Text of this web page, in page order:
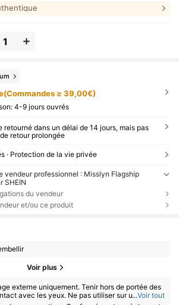
fête, voyage & Y2K
≥ 39,00€)
4-9 jours ouvrés
retourné dans un délai de 14 jours, mais pas
retour prolongée
· Protection de la vie privée
vendeur professionnel : Misslyn Flagship
SHEIN
du vendeur
et/ou ce produit
Voir plus
externe uniquement. Tenir hors de portée des
avec les yeux. Ne pas utiliser sur une peau l
...Voir tout